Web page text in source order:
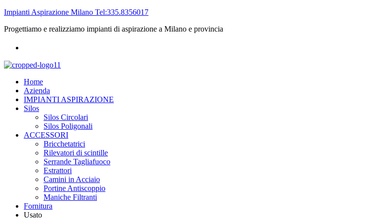
Impianti Aspirazione Milano Tel:335.8356017
Progettiamo e realizziamo impianti di aspirazione a Milano e provincia
Home
Azienda
IMPIANTI ASPIRAZIONE
Silos
Silos Circolari
Silos Poligonali
ACCESSORI
Bricchetatrici
Rilevatori di scintille
Serrande Tagliafuoco
Estrattori
Camini in Acciaio
Portine Antiscoppio
Maniche Filtranti
Fornitura
Usato